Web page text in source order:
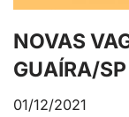
NOVAS
GUAÍRA/SP
01/12/2021